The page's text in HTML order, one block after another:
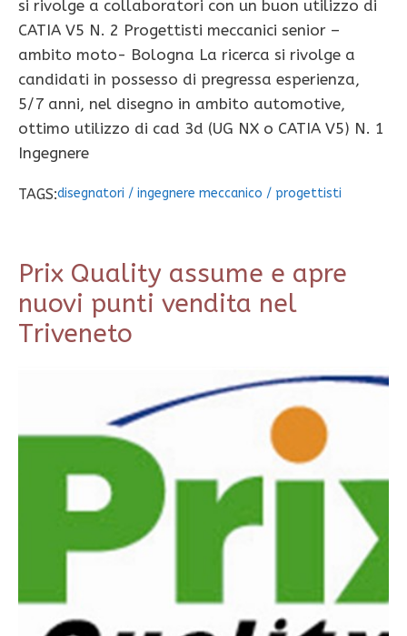
si rivolge a collaboratori con un buon utilizzo di
CATIA V5 N. 2 Progettisti meccanici senior –
ambito moto- Bologna La ricerca si rivolge a
candidati in possesso di pregressa esperienza,
5/7 anni, nel disegno in ambito automotive,
ottimo utilizzo di cad 3d (UG NX o CATIA V5) N. 1
Ingegnere
TAGS:disegnatori / ingegnere meccanico / progettisti
Prix Quality assume e apre
nuovi punti vendita nel
Triveneto